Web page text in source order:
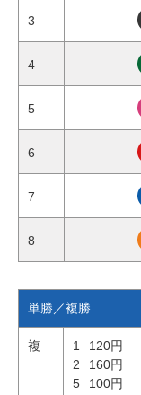
3
4
5
6
7
8
単勝／複勝
複 1
120円
2
160円
5
100円